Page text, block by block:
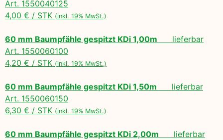
Art. 1550040125
4,00 € / STK (inkl. 19% MwSt.)
60 mm Baumpfähle gespitzt KDi 1,00m lieferbar
Art. 1550060100
4,20 € / STK (inkl. 19% MwSt.)
60 mm Baumpfähle gespitzt KDi 1,50m lieferbar
Art. 1550060150
6,30 € / STK (inkl. 19% MwSt.)
60 mm Baumpfähle gespitzt KDi 2,00m lieferbar